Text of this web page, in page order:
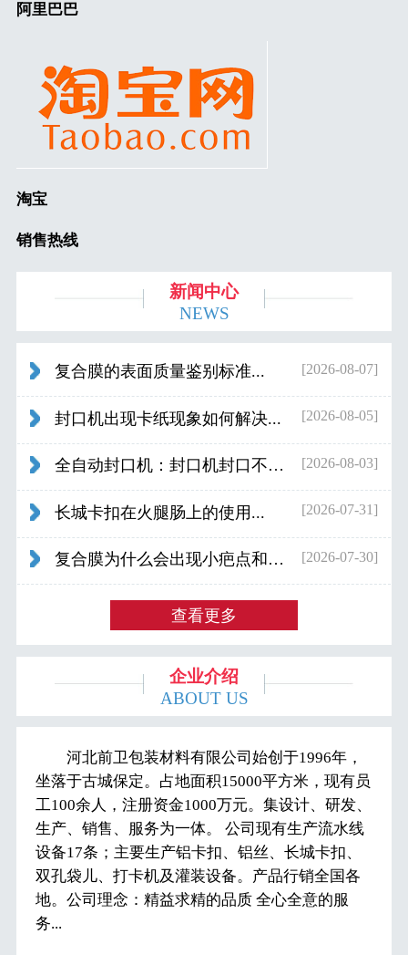
阿里巴巴
淘宝
销售热线
新闻中心
NEWS
复合膜的表面质量鉴别标准... [2026-08-07]
封口机出现卡纸现象如何解决... [2026-08-05]
全自动封口机：封口机封口不好应检查什... [2026-08-03]
长城卡扣在火腿肠上的使用... [2026-07-31]
复合膜为什么会出现小疤点和波浪纹... [2026-07-30]
查看更多
企业介绍
ABOUT US
河北前卫包装材料有限公司始创于1996年，
坐落于古城保定。占地面积15000平方米，现有员
工100余人，注册资金1000万元。集设计、研发、
生产、销售、服务为一体。 公司现有生产流水线
设备17条；主要生产铝卡扣、铝丝、长城卡扣、
双孔袋儿、打卡机及灌装设备。产品行销全国各
地。公司理念：精益求精的品质 全心全意的服
务...